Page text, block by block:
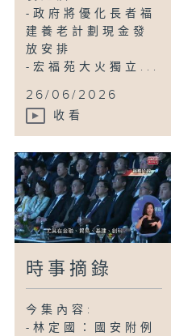
-政府將優化長者福
建養老計劃現金發
放安排
-宏福苑大火獨立...
26/06/2026
收看
時事摘錄
今集內容:
-林定國：國安附例